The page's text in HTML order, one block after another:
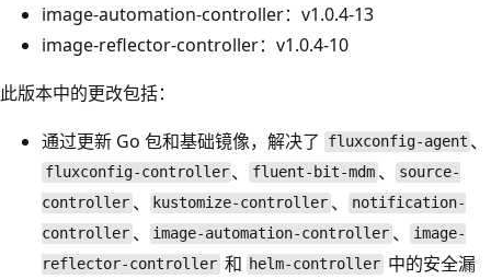
image-automation-controller：v1.0.4-13
image-reflector-controller：v1.0.4-10
此版本中的更改包括：
通过更新 Go 包和基础镜像，解决了
fluxconfig-agent 、
fluxconfig-controller 、 fluent-bit-mdm 、
source-
controller 、 kustomize-controller 、
notification-
controller 、 image-automation-controller 、
image-
reflector-controller 和 helm-controller 中的安全漏